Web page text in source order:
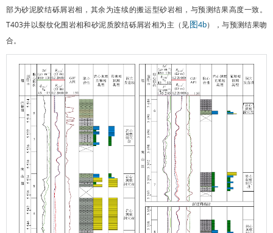
部为砂泥胶结砾屑岩相，其余为连续的搬运型砂岩相，与预测结果高度一致。
T403井以裂纹化围岩相和砂泥质胶结砾屑岩相为主（见 图4b），与预测结果吻
合。